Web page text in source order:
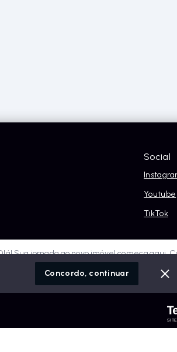
Sua jornada ao novo imóvel começa aqui.
conosco
Social
Youtube
TikTok
Concordo, continuar